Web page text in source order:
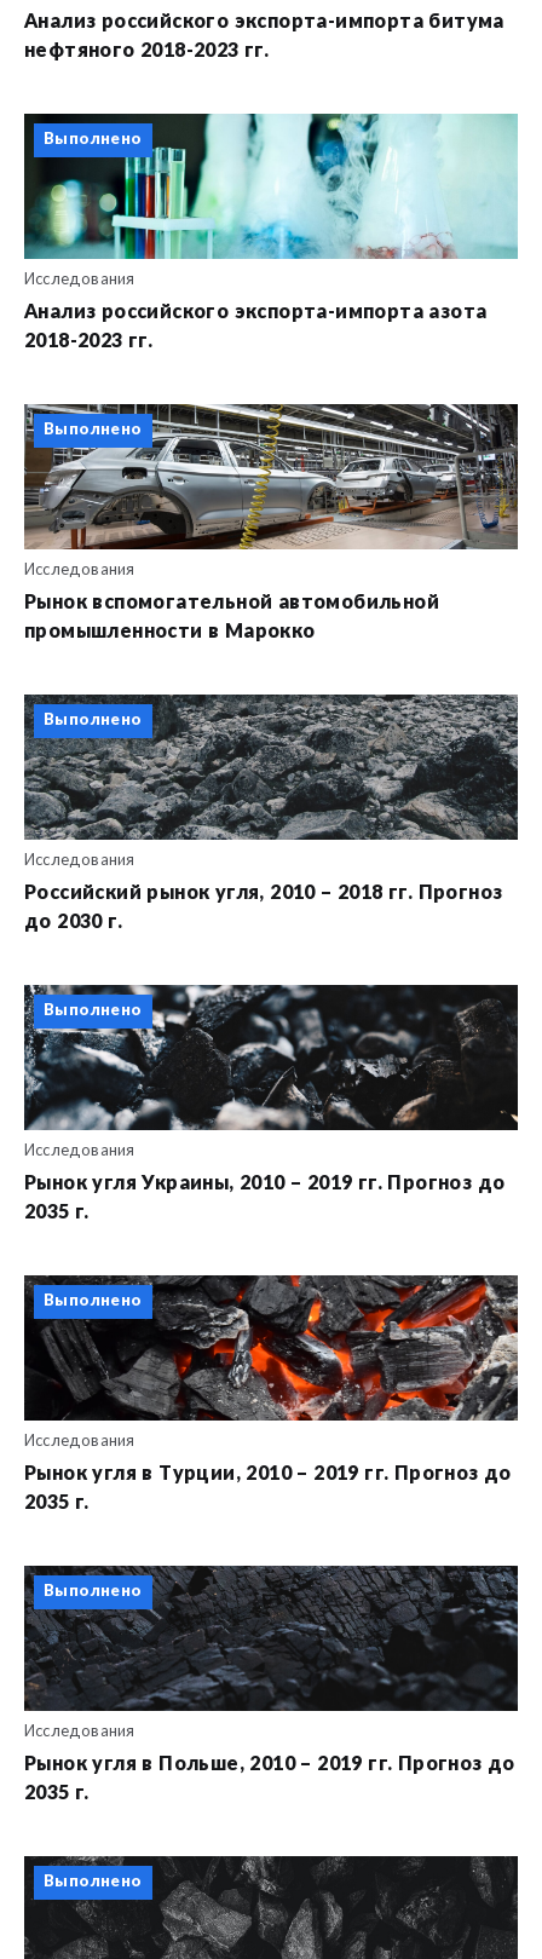
Анализ российского экспорта-импорта битума
нефтяного 2018-2023 гг.
Выполнено
Исследования
Анализ российского экспорта-импорта азота
2018-2023 гг.
Выполнено
Исследования
Рынок вспомогательной автомобильной
промышленности в Марокко
Выполнено
Исследования
Российский рынок угля, 2010 – 2018 гг. Прогноз
до 2030 г.
Выполнено
Исследования
Рынок угля Украины, 2010 – 2019 гг. Прогноз до
2035 г.
Выполнено
Исследования
Рынок угля в Турции, 2010 – 2019 гг. Прогноз до
2035 г.
Выполнено
Исследования
Рынок угля в Польше, 2010 – 2019 гг. Прогноз до
2035 г.
Выполнено